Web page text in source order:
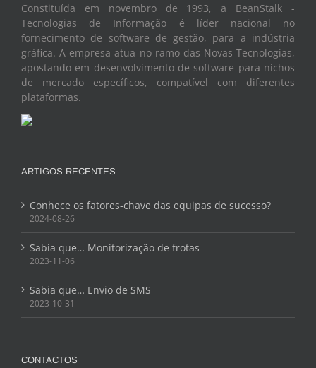
Constituída em novembro de 1993, a BeanStalk -
Tecnologias de Informação é líder nacional no
fornecimento de software de gestão, para a indústria
gráfica. A empresa atua no ramo das Novas Tecnologias,
apostando em desenvolvimento de software para nichos
de mercado específicos, compatível com diferentes
plataformas.
ARTIGOS RECENTES
Conhece os fatores-chave das equipas de sucesso?
2024-08-26
Sabia que… Monitorização de frotas
2023-11-06
Sabia que… Envio de SMS
2023-10-31
CONTACTOS